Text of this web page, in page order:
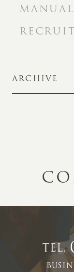
MANUAL
RECRUIT
ARCHIVE
CO
TEL.